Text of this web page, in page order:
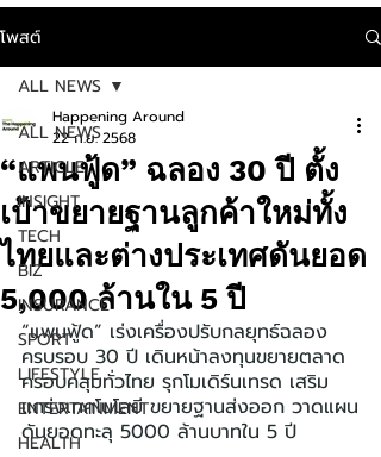
โพสต์
ALL NEWS
ARTICLE
INSIGHT
TECH
BIZ
INSURANCE
SPORT
LIFESTYLE
ENTERTAINMENT
HEALTH
ALL NEWS
“แพนฟู้ด” ฉลอง 30 ปี ตั้ง
เป้าขยายฐานลูกค้าใหม่ทั้ง
ไทยและต่างประเทศดันยอด
5,000 ล้านใน 5 ปี
Happening Around
22 ก.ย. 2568
“แพนฟู้ด” เร่งเครื่องปรับกลยุทธ์ฉลอง
ครบรอบ 30 ปี เดินหน้าลงทุนขยายตลาด
ครอบคลุมทั่วไทย รุกโมเดิร์นเทรด เสริม
แกร่งเทคโนโลยี ขยายฐานส่งออก วาดแผน
ดันยอดทะลุ 5000 ล้านบาทใน 5 ปี